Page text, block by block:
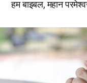
हम बाइबल, महान